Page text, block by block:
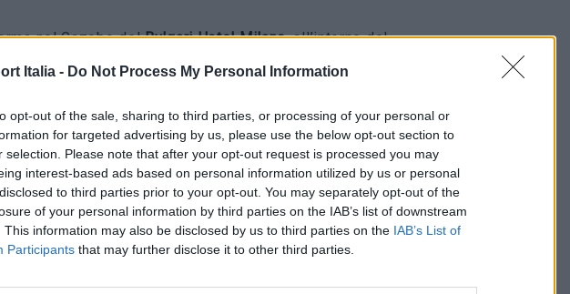
Italia - Do Not Process My Personal Information
opt-out of the sale, sharing to third parties, or processing of your personal or
for targeted advertising by us, please use the below opt-out section to
selection. Please note that after your opt-out request is processed you may
interest-based ads based on personal information utilized by us or personal
to third parties prior to your opt-out. You may separately opt-out of the
of your personal information by third parties on the IAB’s list of downstream
This information may also be disclosed by us to third parties on the IAB’s List of
Participants that may further disclose it to other third parties.
nel Gazebo delBvlgari Hotel Milano, all’interno del
elementi della collezione outdoor del brand, tra cui il
da
daMario Bonacinanel 1980. Al centro dello spazio
rivestimento in midollino tinto all’anilina nella finitura
con il contesto dell’hotel: materiali naturali,
nel verde del giardino.Bvlgaridescrive questa
qualità dei materiali e attenzione al dettaglio applicati